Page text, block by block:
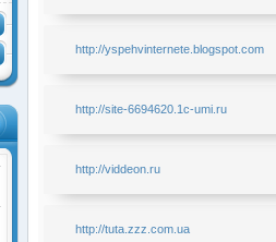
http://yspehvinternete.blogspot.com
http://site-6694620.1c-umi.ru
http://viddeon.ru
http://tuta.zzz.com.ua